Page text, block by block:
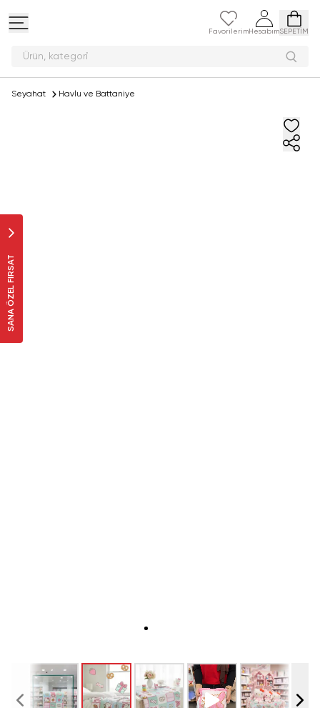
Favorilerim HesabımSEPETİM
Ürün, k
SANA ÖZEL FIRSAT
Seyahat Havlu ve Battaniye